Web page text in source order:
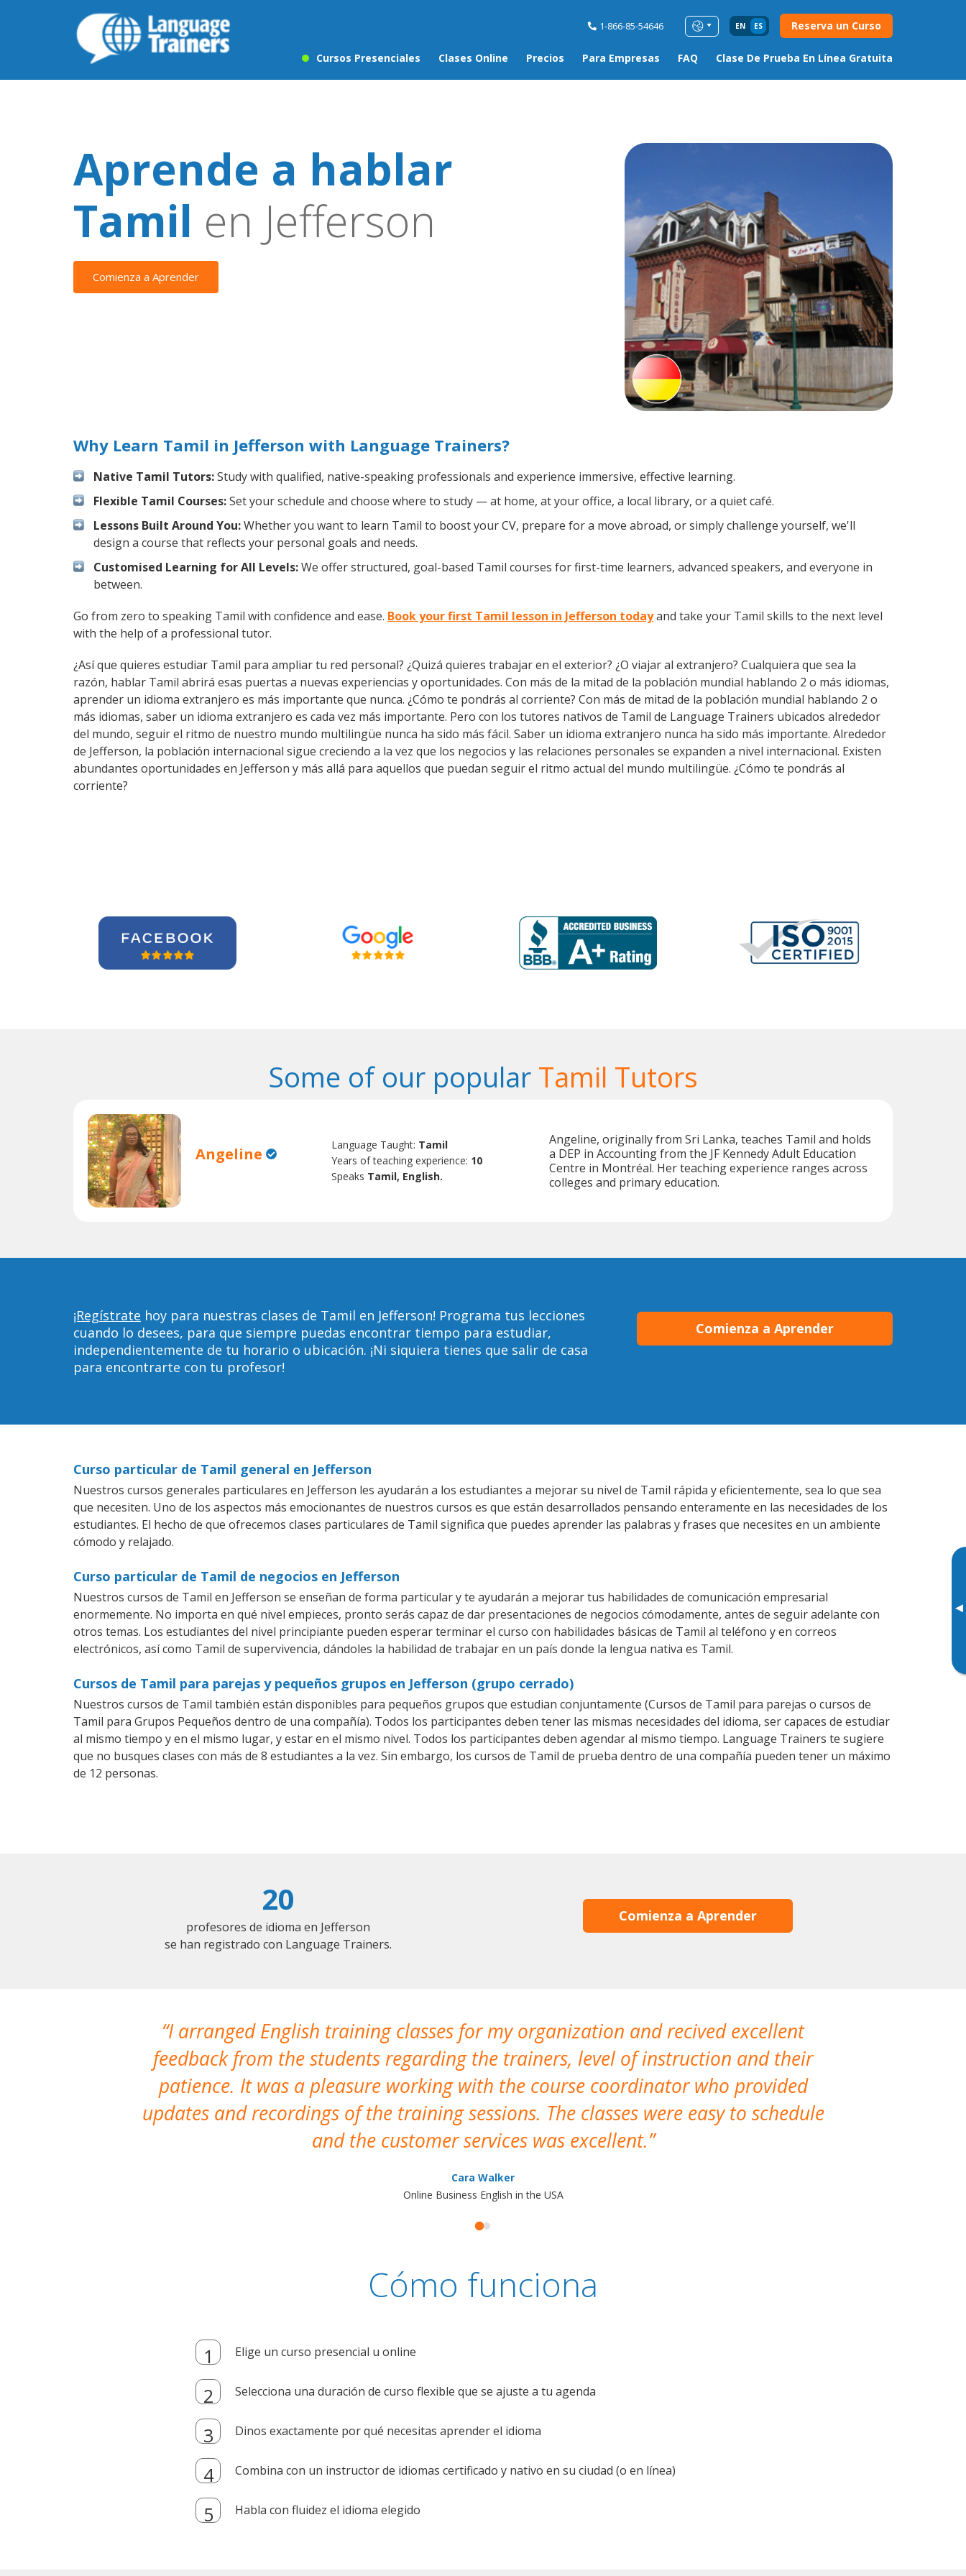
1-866-85-54646 EN ES Reserva un Curso
Cursos Presenciales Clases Online Precios Para Empresas FAQ Clase De Prueba En Línea Gratuita
▸
Aprende a hablar
Tamil en Jefferson
Comienza a Aprender
Why Learn Tamil in Jefferson with Language Trainers?
Native Tamil Tutors:Study with qualified, native-speaking professionals and experience immersive, effective learning.
Flexible Tamil Courses:Set your schedule and choose where to study — at home, at your office, a local library, or a quiet café.
Lessons Built Around You:Whether you want to learn Tamil to boost your CV, prepare for a move abroad, or simply challenge yourself, we'll
design a course that reflects your personal goals and needs.
Customised Learning for All Levels:We offer structured, goal-based Tamil courses for first-time learners, advanced speakers, and everyone in
between.
Go from zero to speaking Tamil with confidence and ease. Book your first Tamil lesson in Jefferson todayand take your Tamil skills to the next level
with the help of a professional tutor.
¿Así que quieres estudiar Tamil para ampliar tu red personal? ¿Quizá quieres trabajar en el exterior? ¿O viajar al extranjero? Cualquiera que sea la
razón, hablar Tamil abrirá esas puertas a nuevas experiencias y oportunidades. Con más de la mitad de la población mundial hablando 2 o más idiomas,
aprender un idioma extranjero es más importante que nunca. ¿Cómo te pondrás al corriente? Con más de mitad de la población mundial hablando 2 o
más idiomas, saber un idioma extranjero es cada vez más importante. Pero con los tutores nativos de Tamil de Language Trainers ubicados alrededor
del mundo, seguir el ritmo de nuestro mundo multilingüe nunca ha sido más fácil. Saber un idioma extranjero nunca ha sido más importante. Alrededor
de Jefferson, la población internacional sigue creciendo a la vez que los negocios y las relaciones personales se expanden a nivel internacional. Existen
abundantes oportunidades en Jefferson y más allá para aquellos que puedan seguir el ritmo actual del mundo multilingüe. ¿Cómo te pondrás al
corriente?
Some of our popular Tamil Tutors
Angeline Language Taught: Tamil
Years of teaching experience: 10
Speaks Tamil, English.
Angeline, originally from Sri Lanka, teaches Tamil and holds
a DEP in Accounting from the JF Kennedy Adult Education
Centre in Montréal. Her teaching experience ranges across
colleges and primary education.
¡Regístrate hoy para nuestras clases de Tamil en Jefferson! Programa tus lecciones
cuando lo desees, para que siempre puedas encontrar tiempo para estudiar,
independientemente de tu horario o ubicación. ¡Ni siquiera tienes que salir de casa
para encontrarte con tu profesor!
Comienza a Aprender
Curso particular de Tamil general en Jefferson
Nuestros cursos generales particulares en Jefferson les ayudarán a los estudiantes a mejorar su nivel de Tamil rápida y eficientemente, sea lo que sea
que necesiten. Uno de los aspectos más emocionantes de nuestros cursos es que están desarrollados pensando enteramente en las necesidades de los
estudiantes. El hecho de que ofrecemos clases particulares de Tamil significa que puedes aprender las palabras y frases que necesites en un ambiente
cómodo y relajado.
Curso particular de Tamil de negocios en Jefferson
Nuestros cursos de Tamil en Jefferson se enseñan de forma particular y te ayudarán a mejorar tus habilidades de comunicación empresarial
enormemente. No importa en qué nivel empieces, pronto serás capaz de dar presentaciones de negocios cómodamente, antes de seguir adelante con
otros temas. Los estudiantes del nivel principiante pueden esperar terminar el curso con habilidades básicas de Tamil al teléfono y en correos
electrónicos, así como Tamil de supervivencia, dándoles la habilidad de trabajar en un país donde la lengua nativa es Tamil.
Cursos de Tamil para parejas y pequeños grupos en Jefferson (grupo cerrado)
Nuestros cursos de Tamil también están disponibles para pequeños grupos que estudian conjuntamente (Cursos de Tamil para parejas o cursos de
Tamil para Grupos Pequeños dentro de una compañía). Todos los participantes deben tener las mismas necesidades del idioma, ser capaces de estudiar
al mismo tiempo y en el mismo lugar, y estar en el mismo nivel. Todos los participantes deben agendar al mismo tiempo. Language Trainers te sugiere
que no busques clases con más de 8 estudiantes a la vez. Sin embargo, los cursos de Tamil de prueba dentro de una compañía pueden tener un máximo
de 12 personas.
20
profesores de idioma en Jefferson
se han registrado con Language Trainers.
Comienza a Aprender
I arranged English training classes for my organization and recived excellent
feedback from the students regarding the trainers, level of instruction and their
patience. It was a pleasure working with the course coordinator who provided
updates and recordings of the training sessions. The classes were easy to schedule
and the customer services was excellent.
Cara Walker
Online Business English in the USA
Cómo funciona
Elige un curso presencial u online
Selecciona una duración de curso flexible que se ajuste a tu agenda
Dinos exactamente por qué necesitas aprender el idioma
Combina con un instructor de idiomas certificado y nativo en su ciudad (o en línea)
Habla con fluidez el idioma elegido